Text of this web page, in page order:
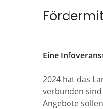
Eine
2024 hat das
verbunden
Angebote